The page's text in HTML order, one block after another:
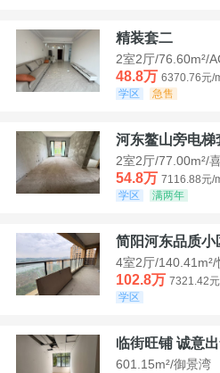
精装套二
2室2厅/76.60m²/
48.8万 6370.76元/
学区
急售
河东鳌山旁电梯
2室2厅/77.00m²/
54.8万 7116.88元/
学区
满两年
简阳河东品质小
4室2厅/140.41m²/
102.8万 7321.42元
学区
临街旺铺 诚意
601.15m²/御景湾